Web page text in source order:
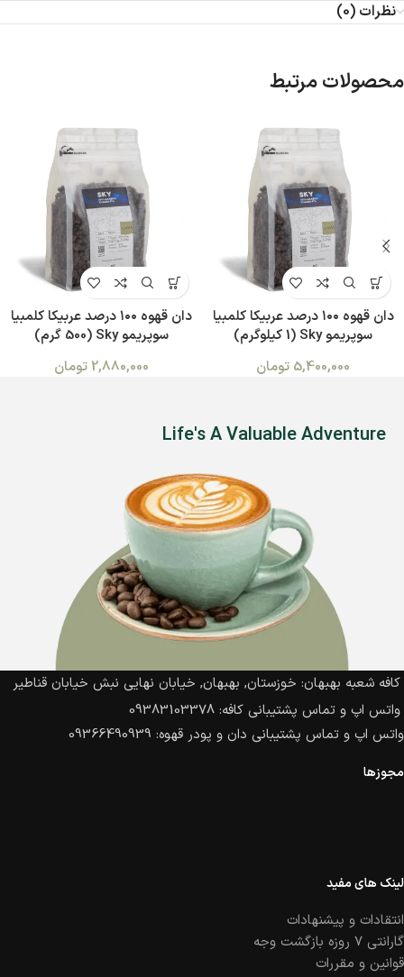
نظرات (0)
محصولات مرتبط
دان قهوه ۱۰۰ درصد عربیکا کلمبیا
سوپریمو Sky (1 کیلوگرم)
5,400,000 تومان
دان قهوه ۱۰۰ درصد عربیکا کلمبیا
سوپریمو Sky (500 گرم)
2,880,000 تومان
Life's A Valuable Adventure
کافه شعبه بهبهان: خوزستان, بهبهان, خیابان نهایی نبش خیابان قناطیر
واتس اپ و تماس پشتیبانی کافه: 09383103378
واتس اپ و تماس پشتیبانی دان و پودر قهوه: 09366490939
مجوزها
لینک های مفید
انتقادات و پیشنهادات
گارانتی ۷ روزه بازگشت وجه
قوانین و مقررات